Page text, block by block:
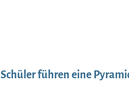
Schüler führen eine